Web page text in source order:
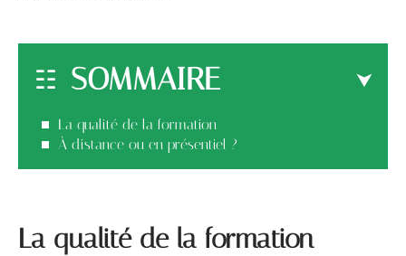
SOMMAIRE
La qualité de la formation
À distance ou en présentiel ?
La qualité de la formation